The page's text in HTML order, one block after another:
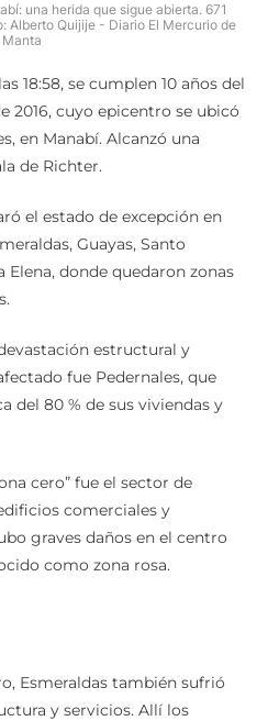
una herida que sigue abierta. 671
Alberto Quijije - Diario El Mercurio de
Manta
18:58, se cumplen 10 años del
2016, cuyo epicentro se ubicó
en Manabí. Alcanzó una
de Richter.
el estado de excepción en
Guayas, Santo
Elena, donde quedaron zonas
estructural y
fue Pedernales, que
del 80 % de sus viviendas y
cero” fue el sector de
comerciales y
graves daños en el centro
como zona rosa.
Esmeraldas también sufrió
y servicios. Allí los